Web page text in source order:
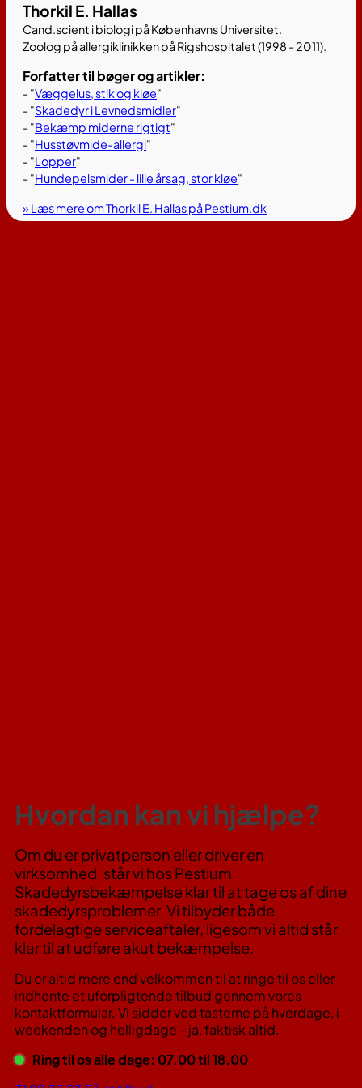
Thorkil E. Hallas
Cand.scient i biologi på Københavns Universitet.
Zoolog på allergiklinikken på Rigshospitalet (1998 - 2011).
Forfatter til bøger og artikler:
- "Væggelus, stik og kløe"
- "Skadedyr i Levnedsmidler"
- "Bekæmp miderne rigtigt"
- "Husstøvmide-allergi"
- "Lopper"
- "Hundepelsmider - lille årsag, stor kløe"
» Læs mere om Thorkil E. Hallas på Pestium.dk
Hvordan kan vi hjælpe?
Om du er privatperson eller driver en
virksomhed, står vi hos Pestium
Skadedyrsbekæmpelse klar til at tage os af dine
skadedyrsproblemer. Vi tilbyder både
fordelagtige serviceaftaler, ligesom vi altid står
klar til at udføre akut bekæmpelse.
Du er altid mere end velkommen til at ringe til os eller
indhente et uforpligtende tilbud gennem vores
kontaktformular. Vi sidder ved tasterne på hverdage, i
weekenden og helligdage - ja, faktisk altid.
Ring til os alle dage: 07.00 til 18.00